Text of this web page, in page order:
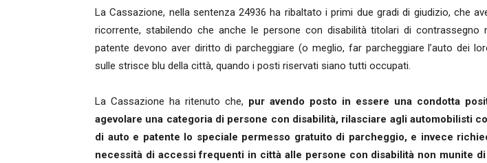
La Cassazione, nella sentenza 24936 ha ribaltato i primi due gradi di giudizio, che
ricorrente, stabilendo che anche le persone con disabilità titolari di
patente devono aver diritto di parcheggiare (o meglio, far parcheggiare l’auto dei
sulle strisce blu della città, quando i posti riservati siano tutti occupati.
La Cassazione ha ritenuto che, pur avendo posto in essere una condotta
agevolare una categoria di persone con disabilità, rilasciare agli automobilisti
di auto e patente lo speciale permesso gratuito di parcheggio, e invece
necessità di accessi frequenti in città alle persone con disabilità non munite